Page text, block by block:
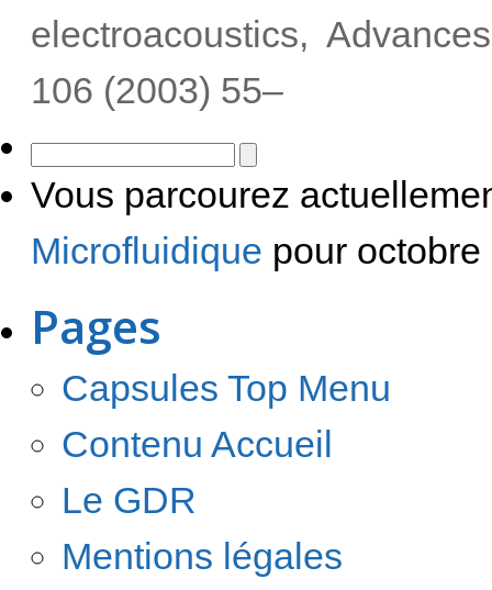
electroacoustics,
106 (2003) 55–
Vous parcourez
Microfluidique pour octobre
Pages
Capsules Top Menu
Contenu Accueil
Le GDR
Mentions légales